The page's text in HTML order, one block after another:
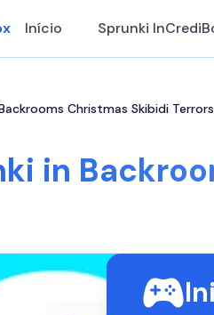
Início Sprunki
Christmas Skibidi
in